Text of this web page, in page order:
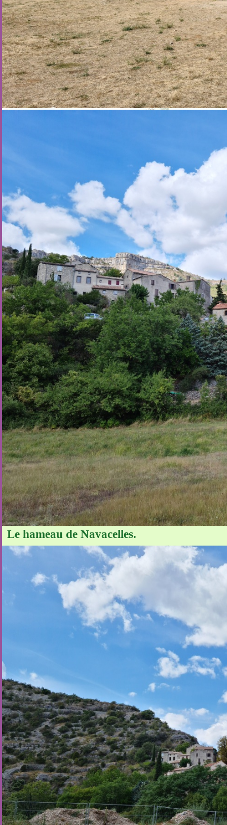
Le hameau de Navacelles.